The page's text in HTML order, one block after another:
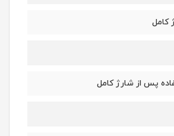
کامل
پس از شارژ کامل